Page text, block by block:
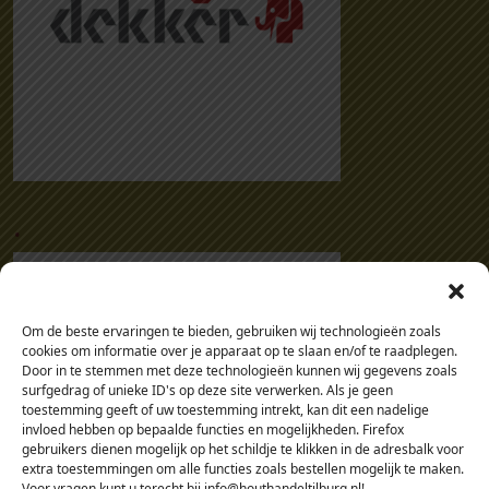
Om de beste ervaringen te bieden, gebruiken wij technologieën zoals
cookies om informatie over je apparaat op te slaan en/of te raadplegen.
Door in te stemmen met deze technologieën kunnen wij gegevens zoals
surfgedrag of unieke ID's op deze site verwerken. Als je geen
toestemming geeft of uw toestemming intrekt, kan dit een nadelige
invloed hebben op bepaalde functies en mogelijkheden. Firefox
gebruikers dienen mogelijk op het schildje te klikken in de adresbalk voor
extra toestemmingen om alle functies zoals bestellen mogelijk te maken.
.